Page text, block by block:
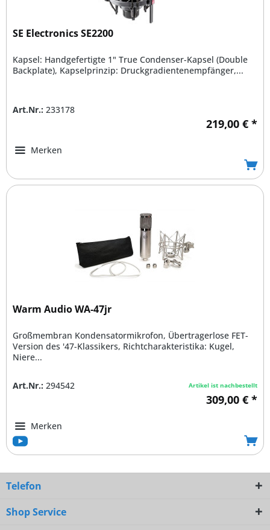
SE Electronics SE2200
Kapsel: Handgefertigte 1" True Condenser-Kapsel (Double
Backplate), Kapselprinzip: Druckgradientenempfänger,...
Art.Nr.: 233178
219,00 € *
Merken
Warm Audio WA-47jr
Großmembran Kondensatormikrofon, Übertragerlose FET-
Version des '47-Klassikers, Richtcharakteristika: Kugel,
Niere...
Art.Nr.: 294542 Artikel ist nachbestellt
309,00 € *
Merken
Telefon
Shop Service